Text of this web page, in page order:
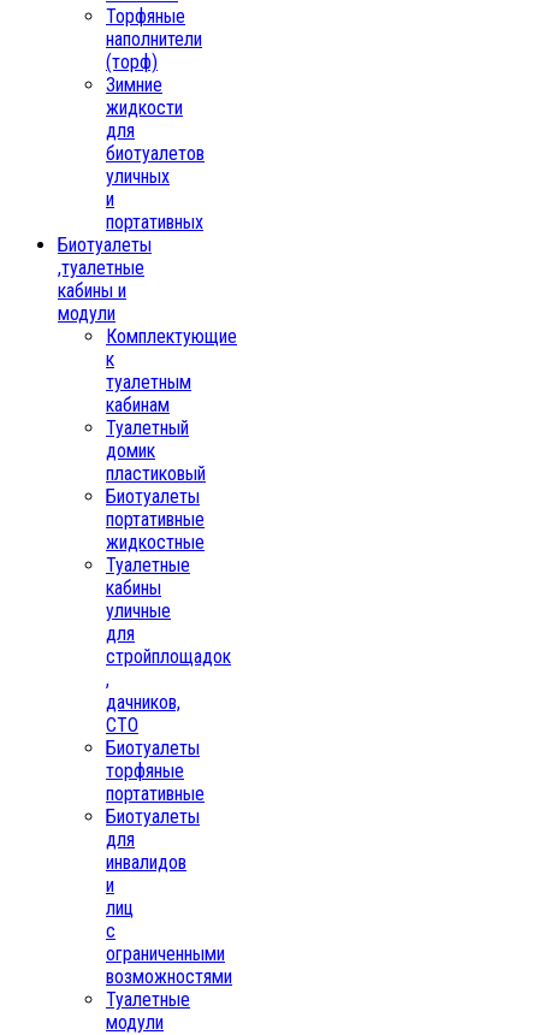
Торфяные
наполнители
(торф)
Зимние
жидкости
для
биотуалетов
уличных
и
портативных
Биотуалеты
,туалетные
кабины и
модули
Комплектующие
к
туалетным
кабинам
Туалетный
домик
пластиковый
Биотуалеты
портативные
жидкостные
Туалетные
кабины
уличные
для
стройплощадок
,
дачников,
СТО
Биотуалеты
торфяные
портативные
Биотуалеты
для
инвалидов
и
лиц
с
ограниченными
возможностями
Туалетные
модули